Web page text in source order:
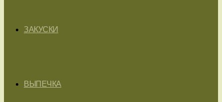
ЗАКУСКИ
ВЫПЕЧКА